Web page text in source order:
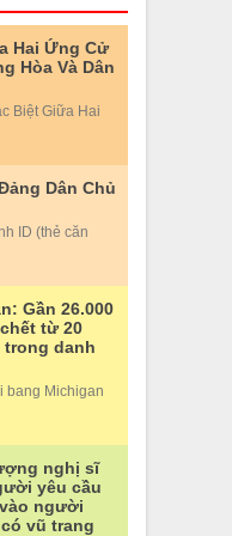
Hai Ứng Cử
Hòa Và Dân
Biệt Giữa Hai
Dân Chủ
ID (thẻ căn
Gần 26.000
từ 20
trong danh
bang Michigan
nghị sĩ
yêu cầu
người
vũ trang